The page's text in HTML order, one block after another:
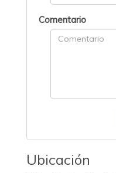
Comentario
Ubicación